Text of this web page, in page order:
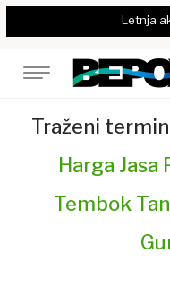
Letnja
Traženi
Harga Jasa
Tembok